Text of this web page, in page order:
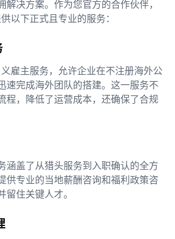
解决方案。作为您官方的合作伙伴，
以下正式且专业的服务：
雇主服务，允许企业在不注册海外公
速完成海外团队的搭建。这一服务不
程，降低了运营成本，还确保了合规
涵盖了从猎头服务到入职确认的全方
供专业的当地薪酬咨询和福利政策咨
住关键人才。